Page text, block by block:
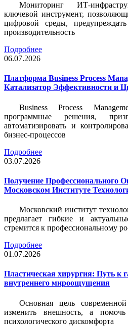
Мониторинг ИТ-
ключевой инструмент,
цифровой среды,
производительность
Подробнее
06.07.2026
Платформа Business Process
Катализатор Эффективности и
Business Process
программные решения,
автоматизировать и
бизнес-процессов
Подробнее
03.07.2026
Получение Профессионального
Московском Институте
Московский институт
предлагает гибкие и
стремится к профессиональному
Подробнее
01.07.2026
Пластическая хирургия: Путь к
внутреннего мироощущения
Основная цель
изменить внешность, а помочь
психологического дискомфорта